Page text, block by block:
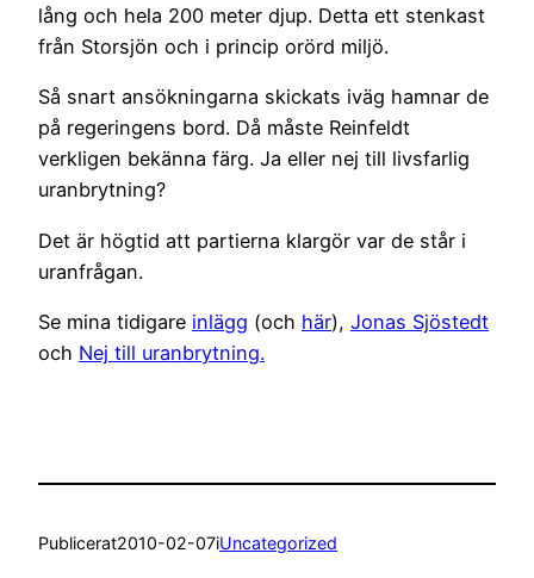
lång och hela 200 meter djup. Detta ett stenkast
från Storsjön och i princip orörd miljö.
Så snart ansökningarna skickats iväg hamnar de
på regeringens bord. Då måste Reinfeldt
verkligen bekänna färg. Ja eller nej till livsfarlig
uranbrytning?
Det är högtid att partierna klargör var de står i
uranfrågan.
Se mina tidigare inlägg (och här), Jonas Sjöstedt
och Nej till uranbrytning.
Publicerat2010-02-07iUncategorized